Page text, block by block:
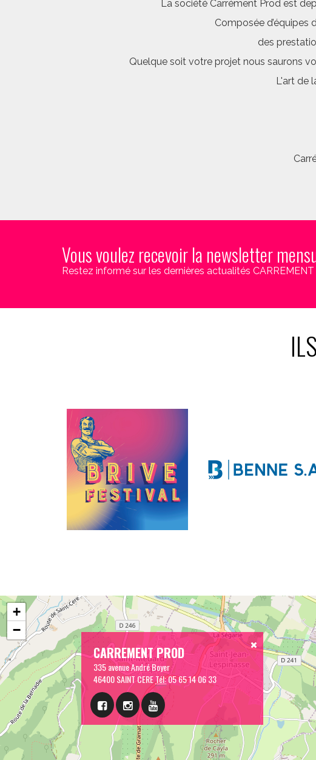
La société Carrément Prod est
Composée d’équipes
des
Quelque soit votre projet nous saurons
L'art de
Vous voulez recevoir la newsletter
Restez informé sur les dernières actualités CARREMENT
CARREMENT PROD
335 avenue André Boyer
46400 SAINT CERETél:05 65 14 06 33
+
−